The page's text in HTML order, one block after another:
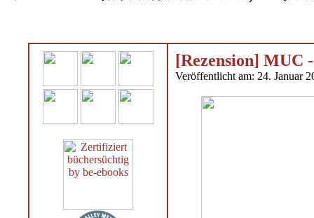
[Rezension] MUC
Veröffentlicht am: 24. Januar